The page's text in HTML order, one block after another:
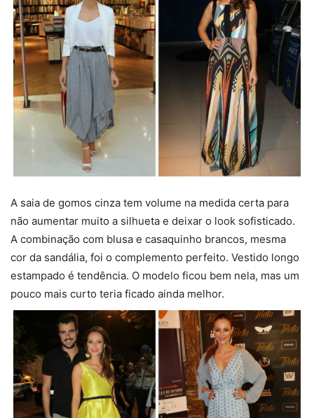
A saia de gomos cinza tem volume na medida certa para
não aumentar muito a silhueta e deixar o look sofisticado.
A combinação com blusa e casaquinho brancos, mesma
cor da sandália, foi o complemento perfeito. Vestido longo
estampado é tendência. O modelo ficou bem nela, mas um
pouco mais curto teria ficado ainda melhor.